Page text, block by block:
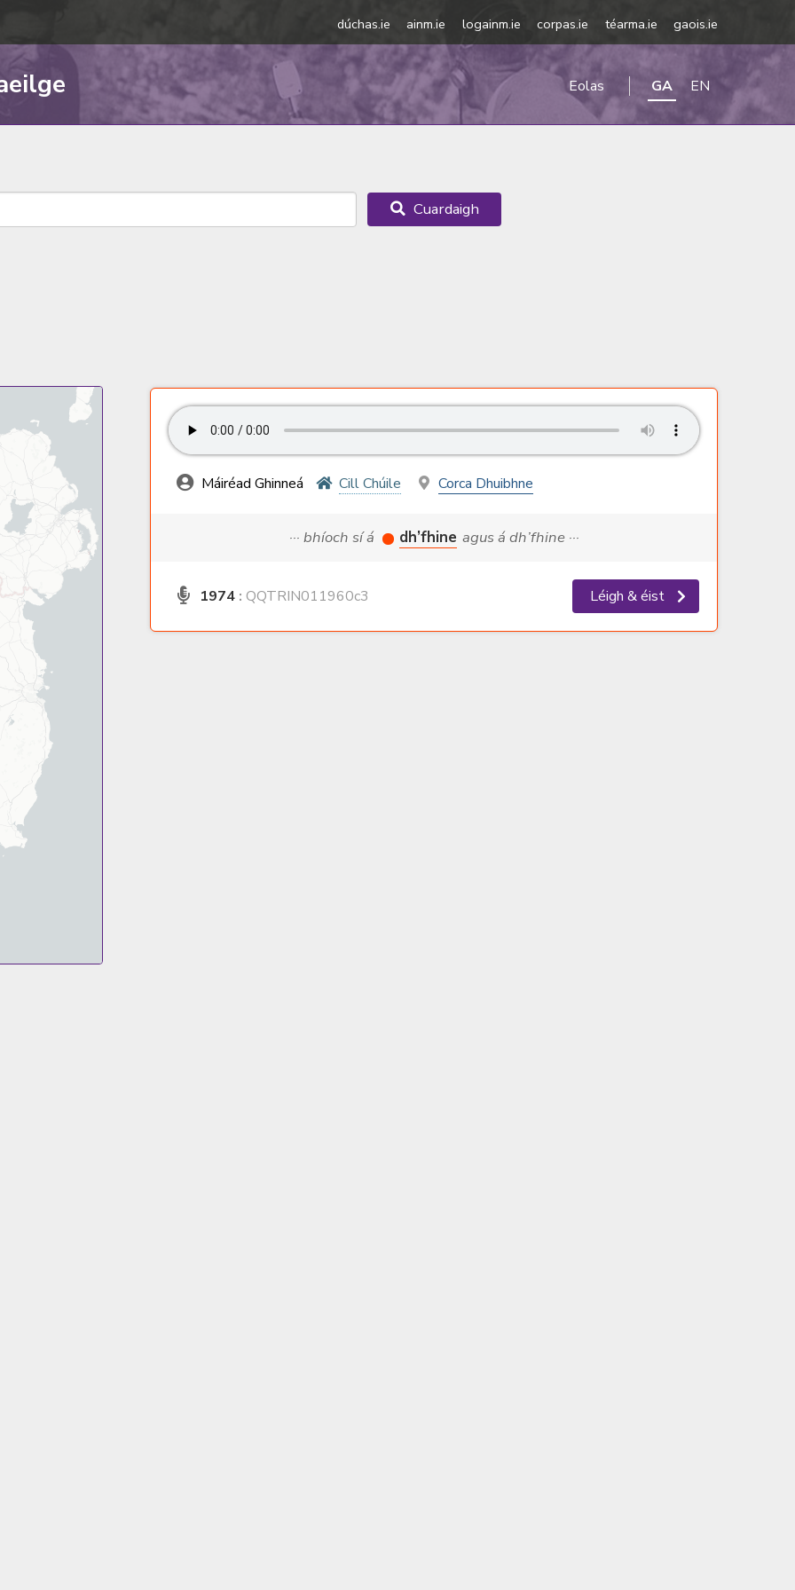
dúchas.ie ainm.ie logainm.ie corpas.ie téarma.ie gaois.ie
Eolas GA EN
Cuardaigh
Máiréad Ghinneá Cill Chúile Corca Dhuibhne
··· bhíoch sí á dh’fhine agus á dh’fhine ···
1974 : QQTRIN011960c3 Léigh & éist